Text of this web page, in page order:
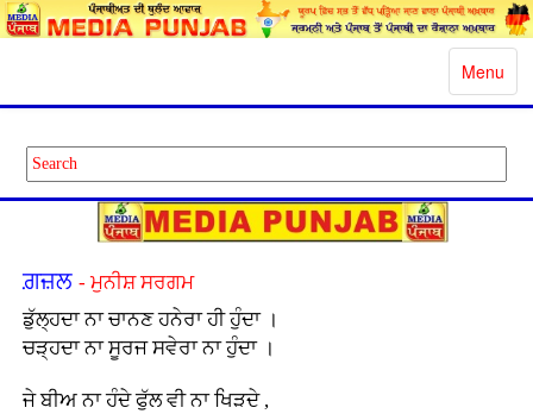
Toggle
Menu
ਗ਼ਜ਼ਲ - ਮੁਨੀਸ਼ ਸਰਗਮ
ਡੁੱਲ੍ਹਦਾ ਨਾ ਚਾਨਣ ਹਨੇਰਾ ਹੀ ਹੁੰਦਾ ।
ਚੜ੍ਹਦਾ ਨਾ ਸੂਰਜ ਸਵੇਰਾ ਨਾ ਹੁੰਦਾ ।
ਜੇ ਬੀਅ ਨਾ ਹੰਦੇ ਫੁੱਲ ਵੀ ਨਾ ਖਿੜਦੇ ,